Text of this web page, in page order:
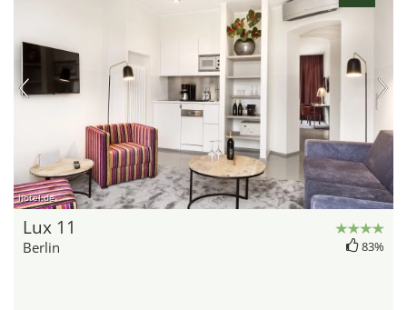
hotel.de
Lux 11
Berlin 83%